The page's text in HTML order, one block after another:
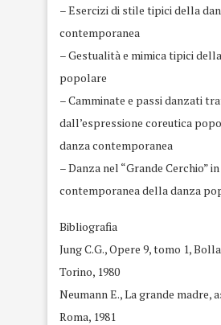
– Esercizi di stile tipici della
contemporanea
– Gestualità e mimica tipici
popolare
– Camminate e passi danzati
dall’espressione coreutica
danza contemporanea
– Danza nel “Grande Cerchio”
contemporanea della danza
Bibliografia
Jung C.G., Opere 9, tomo 1,
Torino, 1980
Neumann E., La grande madre,
Roma, 1981